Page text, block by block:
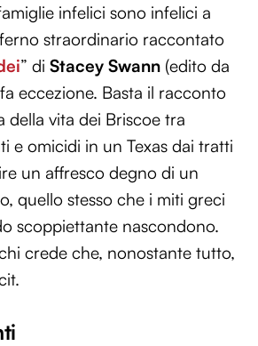
infelici sono infelici a
straordinario raccontato
” di Stacey Swann (edito da
eccezione. Basta il racconto
della vita dei Briscoe tra
e omicidi in un Texas dai tratti
un affresco degno di un
quello stesso che i miti greci
scoppiettante nascondono.
crede che, nonostante tutto,